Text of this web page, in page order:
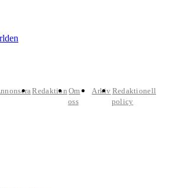
Redaktion Om
oss
Arkiv Redaktionell
policy